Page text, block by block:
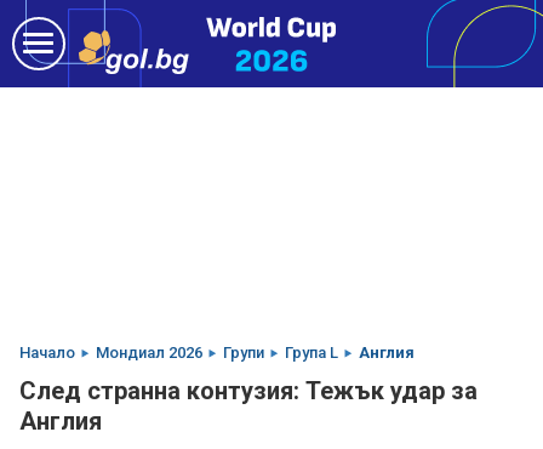
Начало Мондиал 2026 Групи Група L Англия
След странна контузия: Тежък удар за
Англия